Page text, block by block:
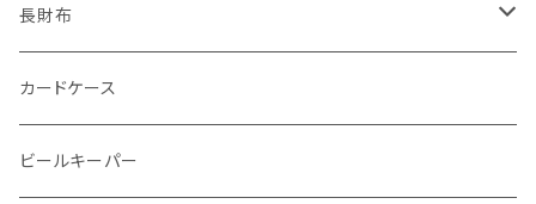
ファスナーコインケース
番外編Basicアートウォレット (インポート革版)
スキニーウォレット
ストーンウォレット
メタルウォレット
長財布
折り財布
L字ファスナー
カードケース
ビールキーパー